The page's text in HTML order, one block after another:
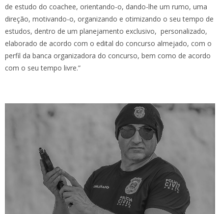
de estudo do coachee, orientando-o, dando-lhe um rumo, uma
direção, motivando-o, organizando e otimizando o seu tempo de
estudos, dentro de um planejamento exclusivo, personalizado,
elaborado de acordo com o edital do concurso almejado, com o
perfil da banca organizadora do concurso, bem como de acordo
com o seu tempo livre.”